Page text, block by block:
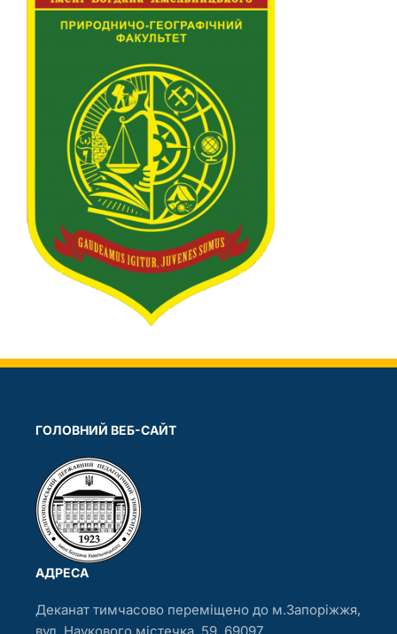
ГОЛОВНИЙ ВЕБ-САЙТ
АДРЕСА
Деканат тимчасово переміщено до м.Запоріжжя,